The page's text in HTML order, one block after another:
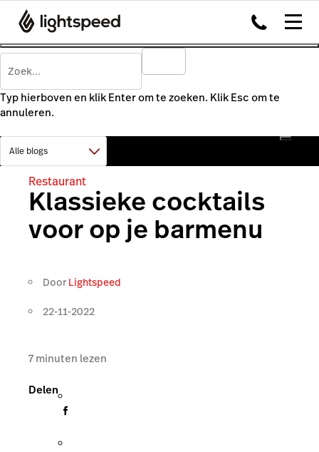
Typ hierboven en klik Enter om te zoeken. Klik Esc om te
annuleren.
Restaurant
Klassieke cocktails
voor op je barmenu
Door Lightspeed
22-11-2022
7minuten lezen
Delen